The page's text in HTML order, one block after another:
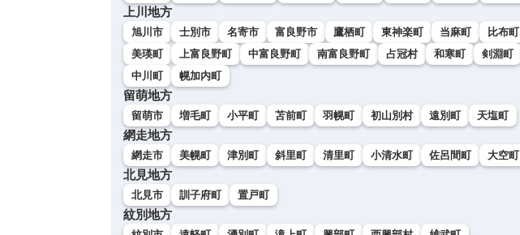
上川地方
旭川市 士別市 名寄市 富良野市 鷹栖町 東神楽町 当麻町 比布町
美瑛町
上富良野町 中富良野町 南富良野町 占冠村 和寒町 剣淵町
中川町
幌加内町
留萌地方
留萌市 増毛町 小平町 苫前町 羽幌町 初山別村 遠別町 天塩町
網走地方
網走市 美幌町 津別町 斜里町 清里町 小清水町 佐呂間町 大空町
北見地方
北見市 訓子府町 置戸町
紋別地方